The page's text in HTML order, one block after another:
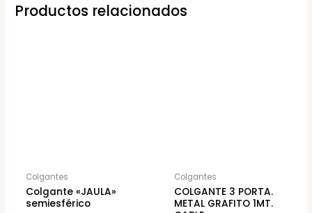
Productos relacionados
Colgantes
Colgante «JAULA»
semiesférico
Colgantes
COLGANTE 3 PORTA.
METAL GRAFITO 1MT.